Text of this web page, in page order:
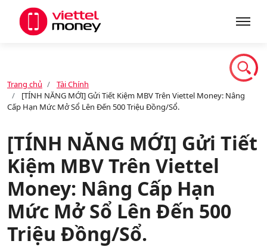
Sản phẩm
Dịch vụ
Tin tức
Khuyến mãi
Trang chủ
Tài Chính
[TÍNH NĂNG MỚI] Gửi Tiết Kiệm MBV Trên Viettel Money: Nâng
Cấp Hạn Mức Mở Sổ Lên Đến 500 Triệu Đồng/Sổ.
[TÍNH NĂNG MỚI] Gửi Tiết
Kiệm MBV Trên Viettel
Money: Nâng Cấp Hạn
Mức Mở Sổ Lên Đến 500
Triệu Đồng/Sổ.